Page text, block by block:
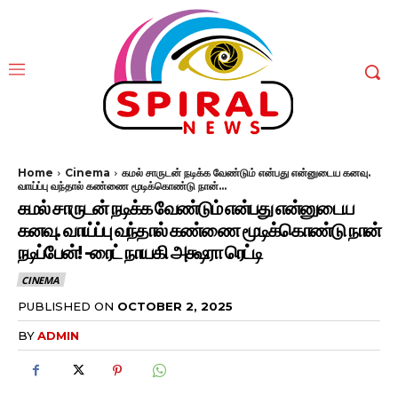
Home Cinema
கமல் சாருடன் நடிக்க வேண்டும் என்பது என்னுடைய கனவு.
வாய்ப்பு வந்தால் கண்ணை மூடிக்கொண்டு நான்...
கமல் சாருடன் நடிக்க வேண்டும் என்பது என்னுடைய
கனவு. வாய்ப்பு வந்தால் கண்ணை மூடிக்கொண்டு நான்
நடிப்பேன்! -ரைட் நாயகி அக்ஷரா ரெட்டி
CINEMA
PUBLISHED ON OCTOBER 2, 2025
BYADMIN